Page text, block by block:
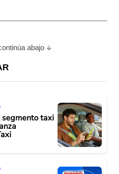
abajo
segmento taxi